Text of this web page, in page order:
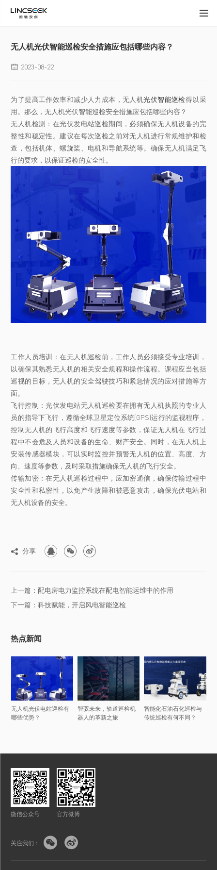
无人机光伏智能巡检安全措施应包括哪些内容？
 2023-08-22
为了提高工作效率和减少人力成本，无人机光伏智能巡检得以采
用。那么，无人机光伏智能巡检安全措施应包括哪些内容？
无人机检测：在光伏发电站巡检期间，必须确保无人机设备的完
整性和稳定性。建议在每次巡检之前对无人机进行常规维护和检
查，包括机体、螺旋桨、电机和导航系统等。确保无人机满足飞
行的要求，以保证巡检的安全性。
工作人员培训：在无人机巡检前，工作人员必须接受专业培训，
以确保其熟悉无人机的相关安全规程和操作流程。课程应当包括
巡视的目标，无人机的安全驾驶技巧和紧急情况的应对措施等方
面。
飞行控制：光伏发电站无人机巡检要在拥有无人机执照的专业人
员的指导下飞行，遵循全球卫星定位系统(GPS)运行的监视程序，
控制无人机的飞行高度和飞行速度等参数，保证无人机在飞行过
程中不会危及人员和设备的生命、财产安全。同时，在无人机上
安装传感器模块，可以实时监控并预警无人机的位置、高度、方
向、速度等参数，及时采取措施确保无人机的飞行安全。
传输加密：在无人机巡检过程中，应加密通信，确保传输过程中
安全性和私密性，以免产生故障和被恶意攻击，确保光伏电站和
无人机设备的安全。
 分享   
上一篇：配电房电力监控系统在配电智能运维中的作用
下一篇：科技赋能，开启风电智能巡检
热点新闻
无人机光伏电站巡检有
哪些优势？
智驭未来，轨道巡检机
器人的革新之旅
智能化石油石化巡检与
传统巡检有何不同？
微信公众号 官方微博
关注我们：  